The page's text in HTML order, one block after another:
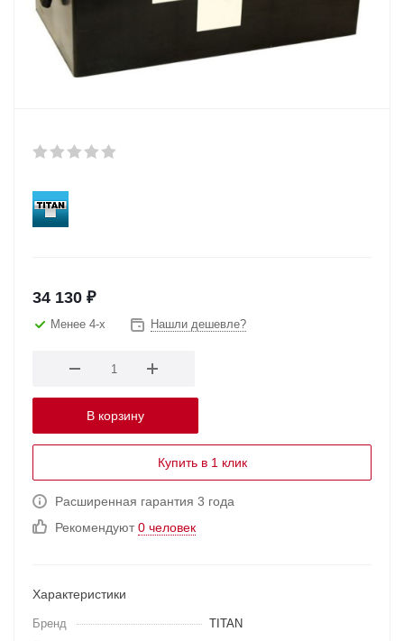
34 130 ₽
Менее 4-х Нашли дешевле?
В корзину
Купить в 1 клик
Расширенная гарантия 3 года
Рекомендуют0 человек
Характеристики
Бренд
TITAN